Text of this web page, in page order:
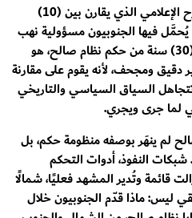
إن الطرح الإعلامي الذي يقارن بين (10)
فيها الجنوبيون مسؤولية نهب
يُعادِل (30) سنة من حكم نظام صالح، هو
دقيق ومجحف، لأنه يقوم على مقارنة
السياق السياسي والتاريخي
لما جرى ويجري.
لم ينهَر بوصفه منظومة حكم، بل
النفوذ، أدوات التحكم
قائمة وتُدير المشهد فعليًا، شمالًا
ليس: ماذا قدّم الجنوبيون خلال